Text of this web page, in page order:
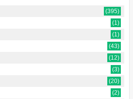
(395)
(1)
(1)
(43)
(12)
(3)
(20)
(2)